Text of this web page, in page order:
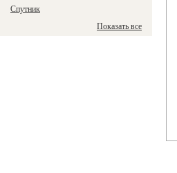
Спутник
Показать все